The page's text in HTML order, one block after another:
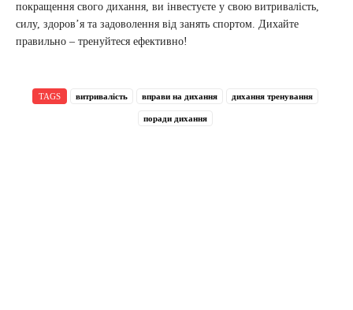
покращення свого дихання, ви інвестуєте у свою витривалість,
силу, здоров’я та задоволення від занять спортом. Дихайте
правильно – тренуйтеся ефективно!
TAGS витривалість вправи на дихання дихання тренування
поради дихання